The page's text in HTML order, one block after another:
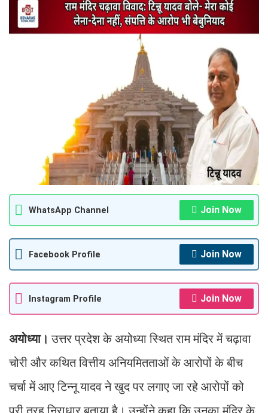
WhatsApp Channel Join Now
Facebook Profile Join Now
Instagram Profile Join Now
अयोध्या। उत्तर प्रदेश के अयोध्या स्थित राम मंदिर में चढ़ावा
चोरी और कथित वित्तीय अनियमितताओं के आरोपों के बीच
चर्चा में आए टिन्नू यादव ने खुद पर लगाए जा रहे आरोपों को